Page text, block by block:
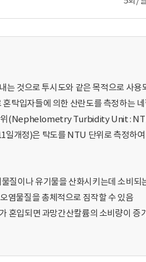
는 것으로 투시도와 같은 목적으로 사용
탁입자들에 의한 산란도를 측정하는
위(Nephelometry Turbidity Unit :
일개정)은 탁도를 NTU 단위로 측정하
질이나 유기물을 산화시키는데 소비되
염물질을 총체적으로 짐작할 수 있음
혼입되면 과망간산칼륨의 소비량이 증